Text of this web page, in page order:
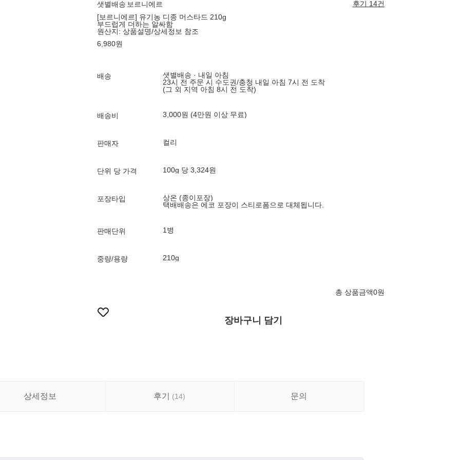
샛별배송 보르니에르
후기 14건
[보르니에르] 유기농 디종 머스타드 210g
부드럽게 더하는 알싸함
원산지: 상품설명/상세정보 참조
6,980원
배송
샛별배송 · 내일 아침
23시 전 주문 시 수도권/충청 내일 아침 7시 전 도착
(그 외 지역 아침 8시 전 도착)
배송비 3,000원 (4만원 이상 무료)
판매자 컬리
단위 당 가격 100g 당 3,324원
포장타입
상온 (종이포장)
택배배송은 에코 포장이 스티로폼으로 대체됩니다.
판매단위 1병
중량/용량 210g
총 상품금액0원
장바구니 담기
상세정보 후기 (14) 문의